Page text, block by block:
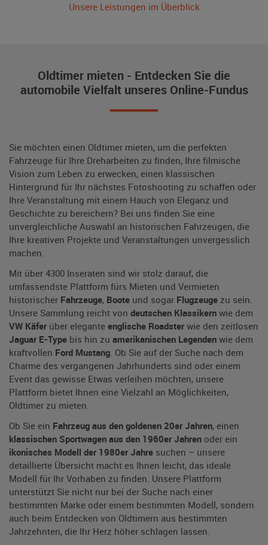
Unsere Leistungen im Überblick
Oldtimer mieten - Entdecken Sie die
automobile Vielfalt unseres Online-Fundus
Sie möchten einen Oldtimer mieten, um die perfekten
Fahrzeuge für Ihre Dreharbeiten zu finden, Ihre filmische
Vision zum Leben zu erwecken, einen klassischen
Hintergrund für Ihr nächstes Fotoshooting zu schaffen oder
Ihre Veranstaltung mit einem Hauch von Eleganz und
Geschichte zu bereichern? Bei uns finden Sie eine
unvergleichliche Auswahl an historischen Fahrzeugen, die
Ihre kreativen Projekte und Veranstaltungen unvergesslich
machen.
Mit über 4300 Inseraten sind wir stolz darauf, die
umfassendste Plattform fürs Mieten und Vermieten
historischer Fahrzeuge, Boote und sogar Flugzeuge zu sein.
Unsere Sammlung reicht von deutschen Klassikern wie dem
VW Käfer über elegante englische Roadster wie den zeitlosen
Jaguar E-Type bis hin zu amerikanischen Legenden wie dem
kraftvollen Ford Mustang. Ob Sie auf der Suche nach dem
Charme des vergangenen Jahrhunderts sind oder einem
Event das gewisse Etwas verleihen möchten, unsere
Plattform bietet Ihnen eine Vielzahl an Möglichkeiten,
Oldtimer zu mieten.
Ob Sie ein Fahrzeug aus den goldenen 20er Jahren, einen
klassischen Sportwagen aus den 1960er Jahren oder ein
ikonisches Modell der 1980er Jahre suchen – unsere
detaillierte Übersicht macht es Ihnen leicht, das ideale
Modell für Ihr Vorhaben zu finden. Unsere Plattform
unterstützt Sie nicht nur bei der Suche nach einer
bestimmten Marke oder einem bestimmten Modell, sondern
auch beim Entdecken von Oldtimern aus bestimmten
Jahrzehnten, die Ihr Herz höher schlagen lassen.